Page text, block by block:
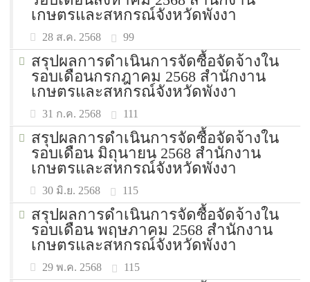
เกษตรและสหกรณ์จังหวัดพังงา
28 ส.ค. 2568 99
สรุปผลการดำเนินการจัดซื้อจัดจ้างใน
รอบเดือนกรกฎาคม 2568 สำนักงาน
เกษตรและสหกรณ์จังหวัดพังงา
31 ก.ค. 2568 111
สรุปผลการดำเนินการจัดซื้อจัดจ้างใน
รอบเดือน มิถุนายน 2568 สำนักงาน
เกษตรและสหกรณ์จังหวัดพังงา
30 มิ.ย. 2568 115
สรุปผลการดำเนินการจัดซื้อจัดจ้างใน
รอบเดือน พฤษภาคม 2568 สำนักงาน
เกษตรและสหกรณ์จังหวัดพังงา
29 พ.ค. 2568 115